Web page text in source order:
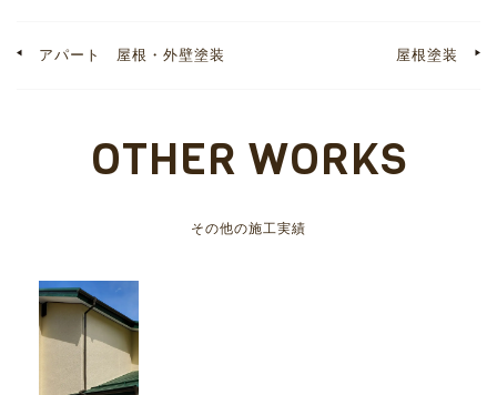
アパート 屋根・外壁塗装 屋根塗装
OTHER WORKS
その他の施工実績